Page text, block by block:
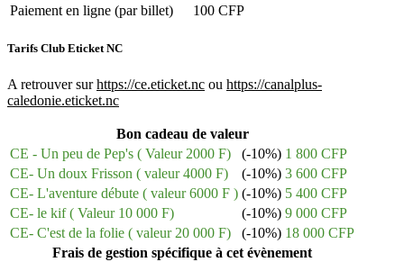
Paiement en ligne (par billet)
100 CFP
Tarifs Club Eticket NC
A retrouver surhttps://ce.eticket.nc ou https://canalplus-
caledonie.eticket.nc
Bon cadeau de valeur
CE - Un peu de Pep's ( Valeur 2000 F)
(-10%) 1 800 CFP
CE- Un doux Frisson ( valeur 4000 F)
(-10%) 3 600 CFP
CE- L'aventure débute ( valeur 6000 F ) (-10%) 5 400 CFP
CE- le kif ( Valeur 10 000 F)
(-10%) 9 000 CFP
CE- C'est de la folie ( valeur 20 000 F)
(-10%) 18 000 CFP
Frais de gestion spécifique à cet évènement